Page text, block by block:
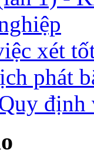
xét
phát
định